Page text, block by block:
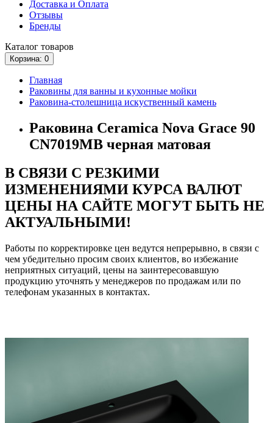
Доставка и Оплата
Отзывы
Бренды
Каталог товаров
Корзина: 0
Главная
Раковины для ванны и кухонные мойки
Раковина-столешница искуственный камень
Раковина Ceramica Nova Grace 90
CN7019MB черная матовая
В СВЯЗИ С РЕЗКИМИ
ИЗМЕНЕНИЯМИ КУРСА ВАЛЮТ
ЦЕНЫ НА САЙТЕ МОГУТ БЫТЬ НЕ
АКТУАЛЬНЫМИ!
Работы по корректировке цен ведутся непрерывно, в связи с
чем убедительно просим своих клиентов, во избежание
неприятных ситуаций, цены на заинтересовавшую
продукцию уточнять у менеджеров по продажам или по
телефонам указанных в контактах.